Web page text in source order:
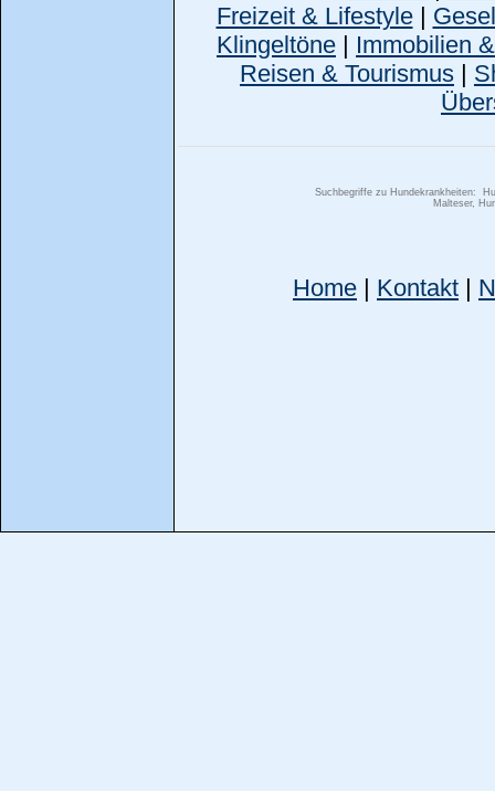
Freizeit & Lifestyle|
Klingeltöne | Immobilien
Reisen & Tourismus |
Suchbegriffe zu Hundekrankheiten:
Malteser,
Home | Kontakt |